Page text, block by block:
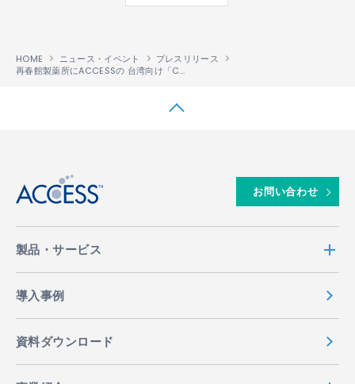
HOME ニュース・イベント
プレスリリース
再春館製薬所にACCESSの 台湾向け「CROS
お問い合わせ
製品・サービス
導入事例
資料ダウンロード